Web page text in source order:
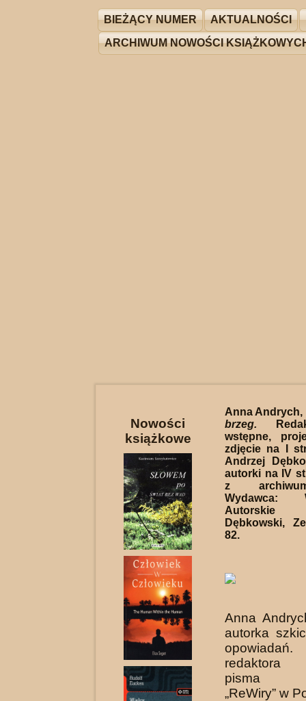
BIEŻĄCY NUMER AKTUALNOŚCI
ARCHIWUM NOWOŚCI
Nowości
książkowe
Anna Andrych,
brzeg.
wstępne,
zdjęcie na I
Andrzej
autorki na IV
z
Wydawca:
Dębkowski,
82.
Anna
autorka
redaktora
pisma
„ReWiry” w